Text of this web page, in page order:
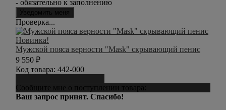
- обязательно к заполнению
Проверка...
Новинка!
Мужской пояса верности "Mask" скрывающий пенис
9 550 ₽
Код товара: 442-000
Сообщите мне о поступлении товара:
Ваш запрос принят. Спасибо!